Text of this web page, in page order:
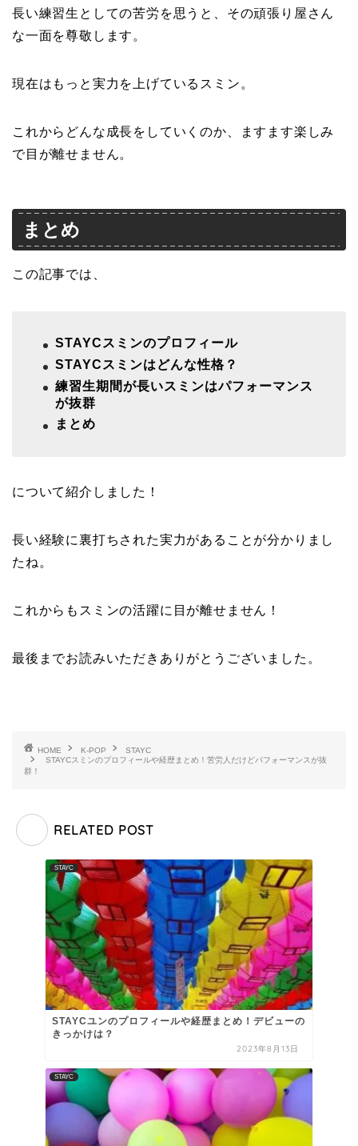
長い練習生としての苦労を思うと、その頑張り屋さん
な一面を尊敬します。
現在はもっと実力を上げているスミン。
これからどんな成長をしていくのか、ますます楽しみ
で目が離せません。
まとめ
この記事では、
STAYCスミンのプロフィール
STAYCスミンはどんな性格？
練習生期間が長いスミンはパフォーマンス
が抜群
まとめ
について紹介しました！
長い経験に裏打ちされた実力があることが分かりまし
たね。
これからもスミンの活躍に目が離せません！
最後までお読みいただきありがとうございました。
HOME K-POP
STAYC
STAYCスミンのプロフィールや経歴まとめ！苦労人だけどパフォーマンスが抜
群！
RELATED POST
STAYC
STAYCユンのプロフィールや経歴まとめ！デビューの
きっかけは？
2023年8月13日
STAYC